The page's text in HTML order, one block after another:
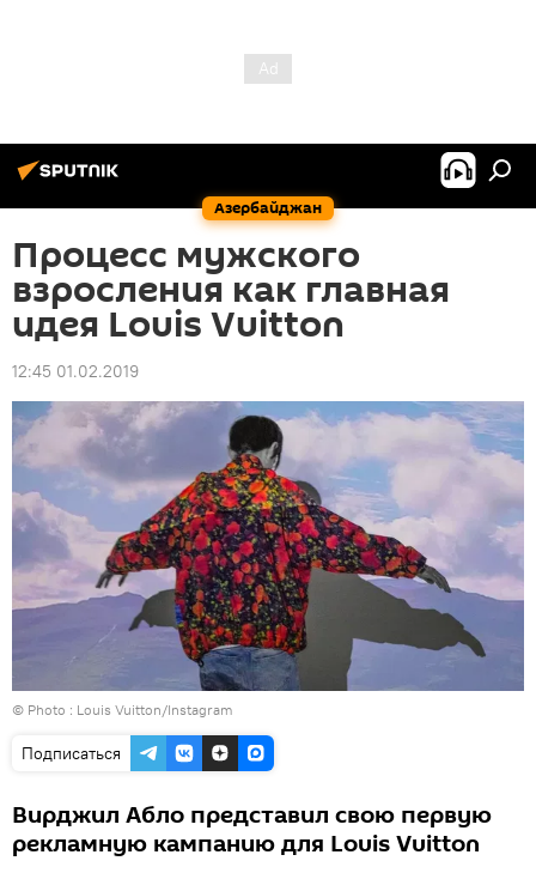
Азербайджан
Процесс мужского
взросления как главная
идея Louis Vuitton
12:45 01.02.2019
© Photo : Louis Vuitton/Instagram
Подписаться
Вирджил Абло представил свою первую
рекламную кампанию для Louis Vuitton